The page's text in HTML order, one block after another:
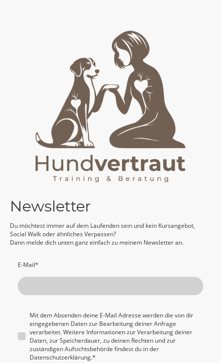
Newsletter
Du möchtest immer auf dem Laufenden sein und kein Kursangebot,
Social Walk oder ähnliches Verpassen?
Dann melde dich unten ganz einfach zu meinem Newsletter an.
E-Mail*
Mit dem Absenden deine E-Mail Adresse werden die von dir
eingegebenen Daten zur Bearbeitung deiner Anfrage
verarbeitet. Weitere Informationen zur Verarbeitung deiner
Daten, zur Speicherdauer, zu deinen Rechten und zur
zuständigen Aufsichtsbehörde findest du in der
Datenschutzerklärung.*